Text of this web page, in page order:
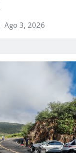
Ago 3, 2026